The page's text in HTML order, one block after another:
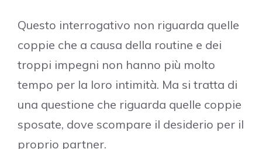
Questo interrogativo non riguarda quelle
coppie che a causa della routine e dei
troppi impegni non hanno più molto
tempo per la loro intimità. Ma si tratta di
una questione che riguarda quelle coppie
sposate, dove scompare il desiderio per il
proprio partner.